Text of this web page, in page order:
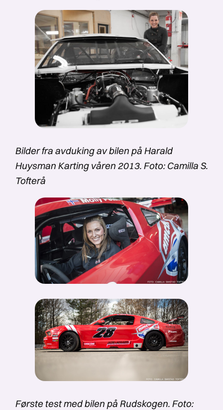
Bilder fra avduking av bilen på Harald
Huysman Karting våren 2013. Foto: Camilla S.
Tofterå
Første test med bilen på Rudskogen. Foto: